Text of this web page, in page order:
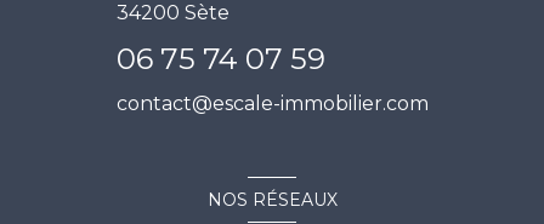
34200 Sète
06 75 74 07 59
contact@escale-immobilier.com
NOS RÉSEAUX